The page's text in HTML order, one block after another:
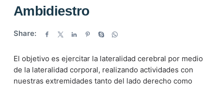
V
a
o
a
d
Ambidiestro
Share:
El objetivo es ejercitar la lateralidad cerebral por medio
de la lateralidad corporal, realizando actividades con
nuestras extremidades tanto del lado derecho como